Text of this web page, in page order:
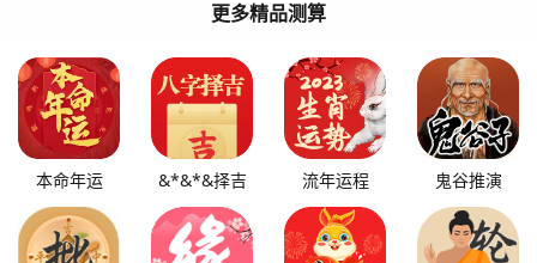
更多精品测算
本命年运 &*&*&择吉 流年运程 鬼谷推演